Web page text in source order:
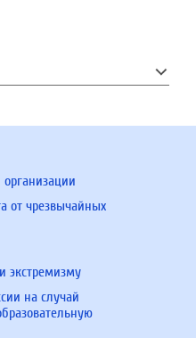
от чрезвычайных
экстремизму
на случай